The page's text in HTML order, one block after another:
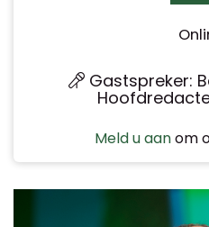
Gastspreker:
Meld u aanom